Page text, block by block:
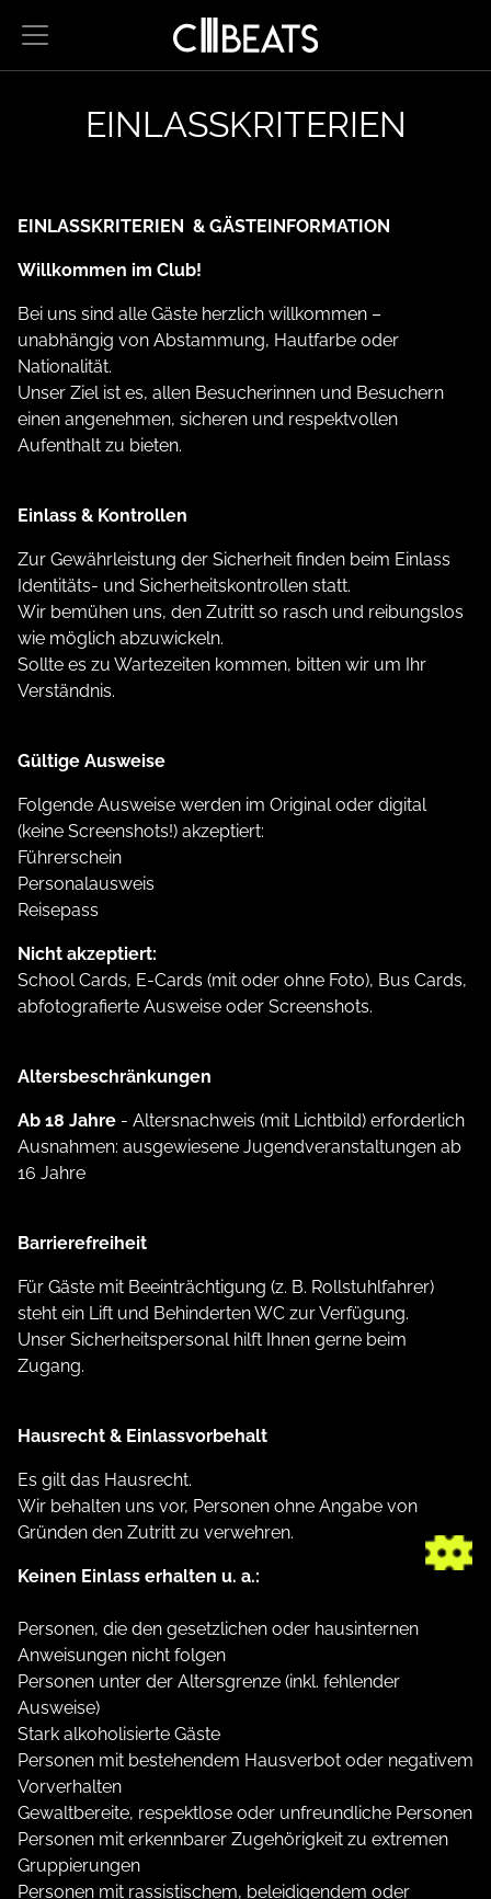
EINLASSKRITERIEN
EINLASSKRITERIEN & GÄSTEINFORMATION
Willkommen im Club!
Bei uns sind alle Gäste herzlich willkommen –
unabhängig von Abstammung, Hautfarbe oder
Nationalität.
Unser Ziel ist es, allen Besucherinnen und Besuchern
einen angenehmen, sicheren und respektvollen
Aufenthalt zu bieten.
Einlass & Kontrollen
Zur Gewährleistung der Sicherheit finden beim Einlass
Identitäts- und Sicherheitskontrollen statt.
Wir bemühen uns, den Zutritt so rasch und reibungslos
wie möglich abzuwickeln.
Sollte es zu Wartezeiten kommen, bitten wir um Ihr
Verständnis.
Gültige Ausweise
Folgende Ausweise werden im Original oder digital
(keine Screenshots!) akzeptiert:
Führerschein
Personalausweis
Reisepass
Nicht akzeptiert:
School Cards, E-Cards (mit oder ohne Foto), Bus Cards,
abfotografierte Ausweise oder Screenshots.
Altersbeschränkungen
Ab 18 Jahre - Altersnachweis (mit Lichtbild) erforderlich
Ausnahmen: ausgewiesene Jugendveranstaltungen ab
16 Jahre
Barrierefreiheit
Für Gäste mit Beeinträchtigung (z. B. Rollstuhlfahrer)
steht ein Lift und Behinderten WC zur Verfügung.
Unser Sicherheitspersonal hilft Ihnen gerne beim
Zugang.
Hausrecht & Einlassvorbehalt
Es gilt das Hausrecht.
Wir behalten uns vor, Personen ohne Angabe von
Gründen den Zutritt zu verwehren.
Keinen Einlass erhalten u. a.:
Personen, die den gesetzlichen oder hausinternen
Anweisungen nicht folgen
Personen unter der Altersgrenze (inkl. fehlender
Ausweise)
Stark alkoholisierte Gäste
Personen mit bestehendem Hausverbot oder negativem
Vorverhalten
Gewaltbereite, respektlose oder unfreundliche Personen
Personen mit erkennbarer Zugehörigkeit zu extremen
Gruppierungen
Personen mit rassistischem, beleidigendem oder